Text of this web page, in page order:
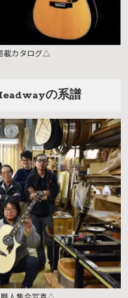
載カタログ△
の系譜